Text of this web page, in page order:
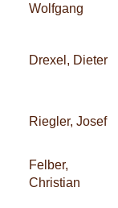
Wolfgang
Drexel, Dieter
Riegler, Josef
Felber,
Christian